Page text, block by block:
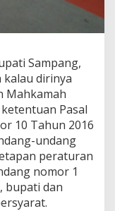
Sampang,
kalau dirinya
Mahkamah
Pasal
10 Tahun 2016
undang
peraturan
nomor 1
bupati dan